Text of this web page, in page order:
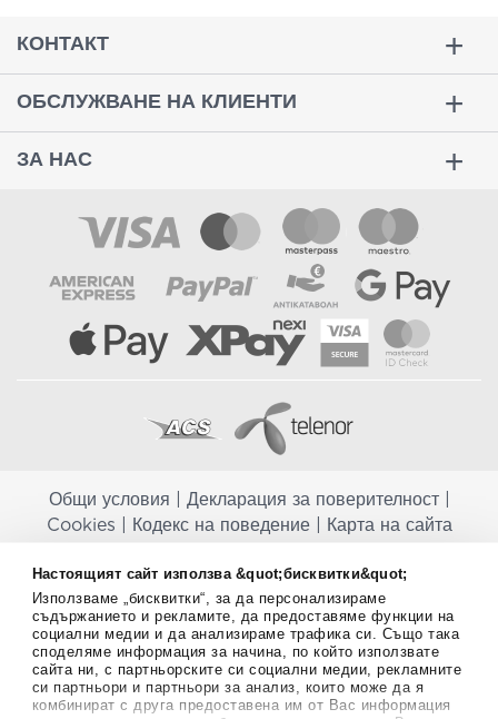
Настоящият сайт използва &quot;бисквитки&quot;
Използваме „бисквитки“, за да персонализираме
съдържанието и рекламите, да предоставяме функции на
социални медии и да анализираме трафика си. Също така
споделяме информация за начина, по който използвате
сайта ни, с партньорските си социални медии, рекламните
си партньори и партньори за анализ, които може да я
комбинират с друга предоставена им от Вас информация
КОНТАКТ
ОБСЛУЖВАНЕ НА КЛИЕНТИ
ЗА НАС
Общи условия Декларация за поверителност|
Cookies
Кодекс на поведение| Карта на сайта
Aptekapromahon.com ви информира, че хранителните добавки не
заместват балансираната диета и не са предназначени за
профилактика, лечение или лечение на човешки заболявания.
Консултирайте се с Вашия лекар, ако сте бременна, кърмите,
приемате лекарства или имате някакви здравословни проблеми,
преди да използвате някаква хранителна добавка. Непрекъснато се
стремим да ви предоставяме точна и валидна информация. Ако
имате някакви въпроси или коментари относно тях, моля свържете